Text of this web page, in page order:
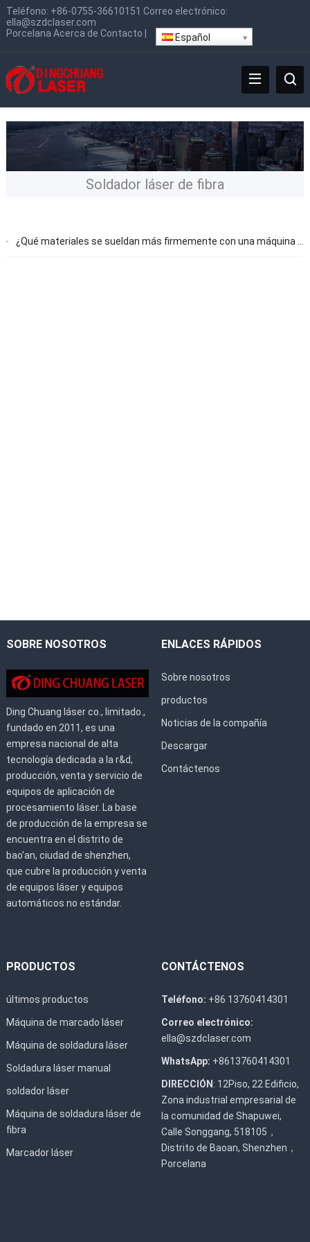
Teléfono: +86-0755-36610151 Correo electrónico:
ella@szdclaser.com
Porcelana Acerca de Contacto Español
Soldador láser de fibra
¿Qué materiales se sueldan más firmemente con una máquina de soldadura láser?
SOBRE NOSOTROS
Ding Chuang láser co., limitado.,
fundado en 2011, es una
empresa nacional de alta
tecnología dedicada a la r&d,
producción, venta y servicio de
equipos de aplicación de
procesamiento láser. La base
de producción de la empresa se
encuentra en el distrito de
bao'an, ciudad de shenzhen,
que cubre la producción y venta
de equipos láser y equipos
automáticos no estándar.
ENLACES RÁPIDOS
Sobre nosotros
productos
Noticias de la compañía
Descargar
Contáctenos
PRODUCTOS
últimos productos
Máquina de marcado láser
Máquina de soldadura láser
Soldadura láser manual
soldador láser
Máquina de soldadura láser de
fibra
Marcador láser
CONTÁCTENOS
Teléfono: +86 13760414301
Correo electrónico:
ella@szdclaser.com
WhatsApp: +8613760414301
DIRECCIÓN : 12Piso, 22 Edificio,
Zona industrial empresarial de
la comunidad de Shapuwei,
Calle Songgang, 518105，
Distrito de Baoan, Shenzhen，
Porcelana